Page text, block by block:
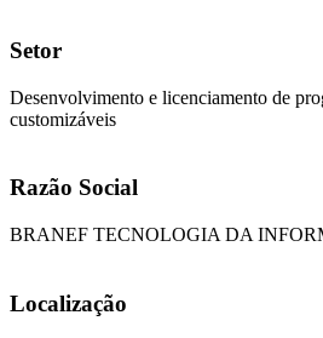
Setor
Desenvolvimento e licenciamento de
customizáveis
Razão Social
BRANEF TECNOLOGIA DA
Localização